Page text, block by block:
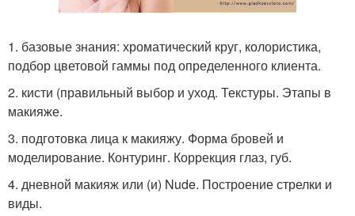
1. базовые знания: хроматический круг, колористика,
подбор цветовой гаммы под определенного клиента.
2. кисти (правильный выбор и уход. Текстуры. Этапы в
макияже.
3. подготовка лица к макияжу. Форма бровей и
моделирование. Контуринг. Коррекция глаз, губ.
4. дневной макияж или (и) Nude. Построение стрелки и
виды.